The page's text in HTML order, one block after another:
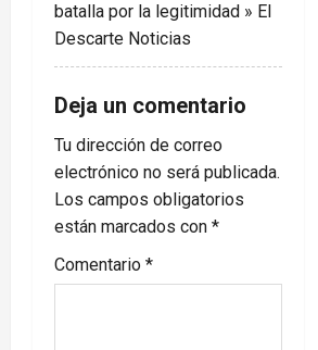
batalla por la legitimidad » El
Descarte Noticias
Deja un comentario
Tu dirección de correo
electrónico no será publicada.
Los campos obligatorios
están marcados con *
Comentario *